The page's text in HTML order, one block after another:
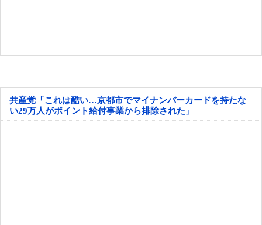
共産党「これは酷い…京都市でマイナンバーカードを持たな
い29万人がポイント給付事業から排除された」